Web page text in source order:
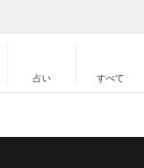
占い すべて